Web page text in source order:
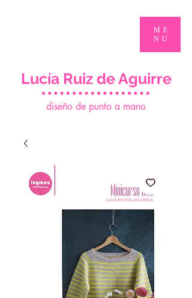
diseño de punto a mano
Lucía Ruiz de Aguirre
ME
NU